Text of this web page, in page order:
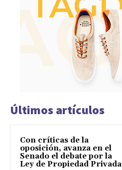
Últimos artículos
Con críticas de la
oposición, avanza en el
Senado el debate por la
Ley de Propiedad Privada